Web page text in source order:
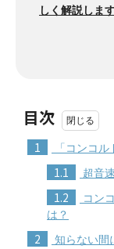
しく解説しま
目次
1 「コンコル
1.1 超音
1.2
コン
は？
2
知らない間